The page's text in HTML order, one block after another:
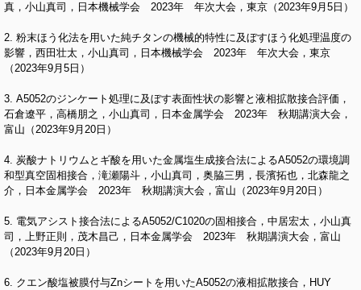
真，小山真司，日本機械学会 2023年 年次大会，東京（2023年9月5日）
2. 粉末ほう化法を用いた純チタンの機械的特性に及ぼすほう化処理温度の
影響，西田壮太，小山真司，日本機械学会 2023年 年次大会，東京
（2023年9月5日）
3. A5052のジンケート処理に及ぼす表面性状の影響と液相拡散接合評価，
石倉遼平，高橋朋之，小山真司，日本金属学会 2023年 秋期講演大会，
富山（2023年9月20日）
4. 炭酸ナトリウムとギ酸を用いた金属塩生成接合法によるA5052の環境調
和型真空固相接合，滝瀬陽斗，小山真司，奥脇三男，長濱拓也，北森龍之
介，日本金属学会 2023年 秋期講演大会，富山（2023年9月20日）
5. 電気アシスト接合法によるA5052/C1020の固相接合，中居宏太，小山真
司，上野正則，茂木昌己，日本金属学会 2023年 秋期講演大会，富山
（2023年9月20日）
6. クエン酸塩被膜付与Znシートを用いたA5052の液相拡散接合，HUY